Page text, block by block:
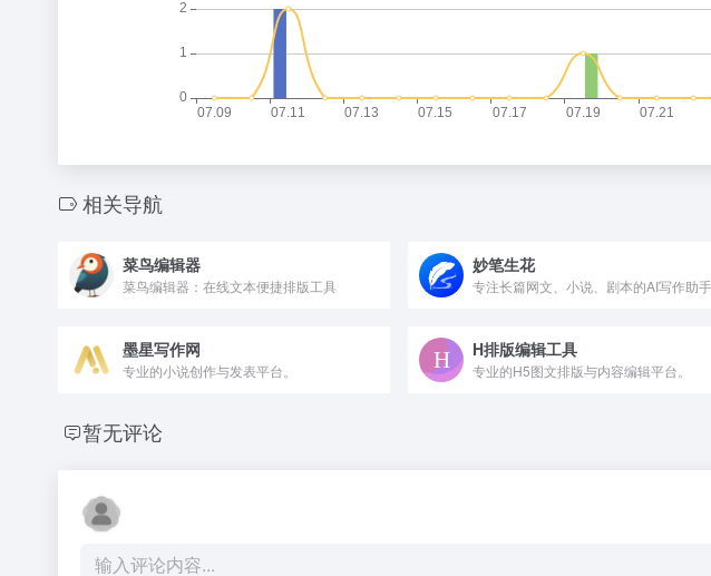
相关导航
菜鸟编辑器
菜鸟编辑器：在线文本便捷排版工具
妙笔生花
墨星写作网
专业的小说创作与发表平台。
H排版编辑工具
专业的H5图文排版与内容编辑平台。
暂无评论